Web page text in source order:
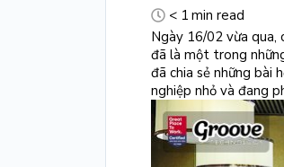
< 1 min read
Ngày 16/02 vừa qua,
đã là một trong
đã chia sẻ những bài
nghiệp nhỏ và đang